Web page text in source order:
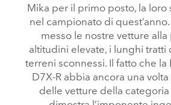
Mika per il primo posto, la loro
nel campionato di
messo le nostre vetture alla
altitudini elevate, i lunghi tratti
terreni sconnessi. Il fatto che
D7X‑R abbia ancora una
delle vetture della